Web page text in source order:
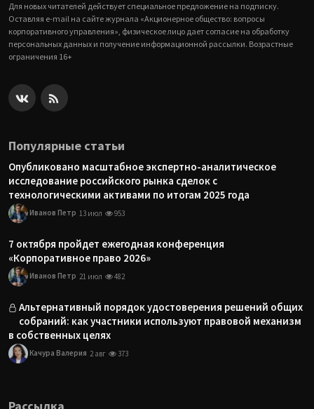
Для новых читателей действует специальное предложение на подписку.
Оставляя e-mail на сайте журнала «Акционерное общество: вопросы
корпоративного управления», физическое лицо дает согласие на обработку
персональных данных и получение информационной рассылки. Возрастные
ограничения 16+
Популярные статьи
Опубликовано масштабное экспертно-аналитическое
исследование российского рынка сделок с
технологическими активами по итогам 2025 года
Иванов Петр 13 июл 953
7 октября пройдет ежегодная конференция
«Корпоративное право 2026»
Иванов Петр 21 июл 482
Альтернативный порядок удостоверения решений общих
собраний: как участники используют правовой механизм
в собственных целях
Качура Валерия 2 авг 373